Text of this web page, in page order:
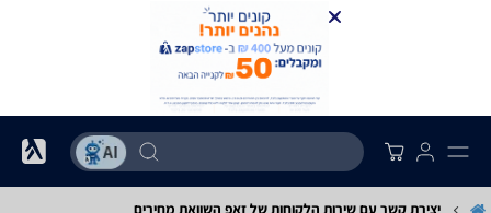
יצירת קשר עם שירות הלקוחות של זאפ השוואת מחירים